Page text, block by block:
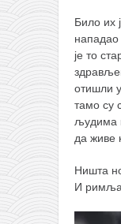
Било их
нападао
је то
отишли
тамо су
људима
да живе
Ништа
И